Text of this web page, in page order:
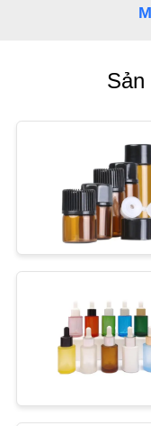
CHẤT
VỚI
TỨC